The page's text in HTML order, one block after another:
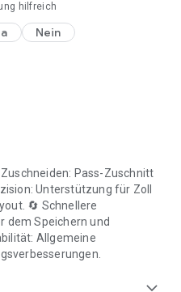
hilfreich
Nein
Pass-Zuschnitt
Unterstützung für Zoll
🔄 Schnellere
dem Speichern und
Allgemeine
expand_more